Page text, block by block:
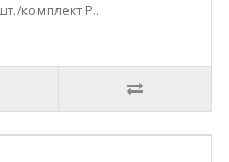
комплект Р..